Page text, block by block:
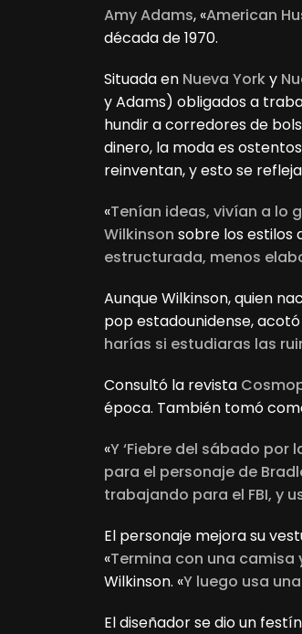
Amy Adams, «American
década de 1970.
Situada en Nueva Yorky
y Adams) obligados a
hundir a corredores de
dinero, la moda es
reinventan, y esto se
«Tenían ideas, vivían a lo
Wilkinson sobre los estilos
estructurada, menos
Aunque Wilkinson, quien
pop estadounidense,
harías si estudiaras las
Consultó la revista
época. También tomó
«Y ‘Fiebre del sábado por
para el personaje de
trabajando para el FBI, y
El personaje mejora su
«Termina con una camisa
Wilkinson. «Y luego usa
El diseñador se dio un